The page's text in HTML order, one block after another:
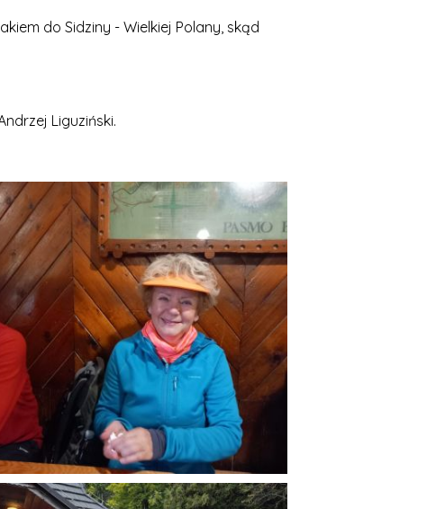
do Sidziny - Wielkiej Polany, skąd
Liguziński.